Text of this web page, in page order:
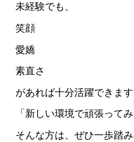
未経験でも、
笑顔
愛嬌
素直さ
があれば十分活躍できます
「新しい環境で頑張ってみ
そんな方は、ぜひ一歩踏